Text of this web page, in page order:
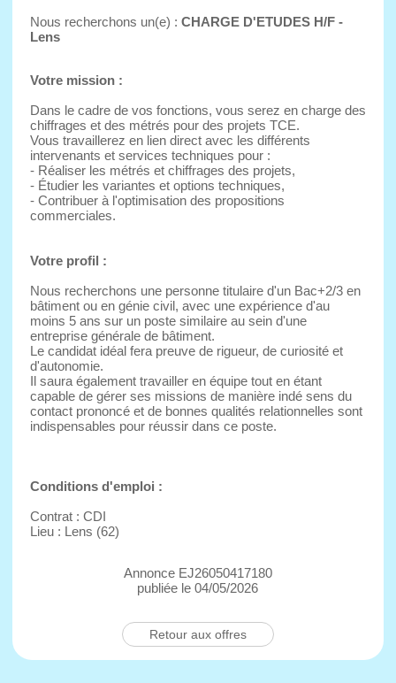
Nous recherchons un(e) : CHARGE D'ETUDES H/F -
Lens
Votre mission :
Dans le cadre de vos fonctions, vous serez en charge des
chiffrages et des métrés pour des projets TCE.
Vous travaillerez en lien direct avec les différents
intervenants et services techniques pour :
- Réaliser les métrés et chiffrages des projets,
- Étudier les variantes et options techniques,
- Contribuer à l'optimisation des propositions
commerciales.
Votre profil :
Nous recherchons une personne titulaire d'un Bac+2/3 en
bâtiment ou en génie civil, avec une expérience d'au
moins 5 ans sur un poste similaire au sein d'une
entreprise générale de bâtiment.
Le candidat idéal fera preuve de rigueur, de curiosité et
d'autonomie.
Il saura également travailler en équipe tout en étant
capable de gérer ses missions de manière indé sens du
contact prononcé et de bonnes qualités relationnelles sont
indispensables pour réussir dans ce poste.
Conditions d'emploi :
Contrat : CDI
Lieu : Lens (62)
Annonce EJ26050417180
publiée le 04/05/2026
Retour aux offres